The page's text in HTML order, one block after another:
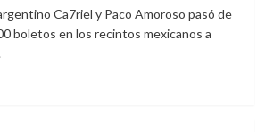
Ca7riel y Paco Amoroso pasó de
boletos en los recintos mexicanos a